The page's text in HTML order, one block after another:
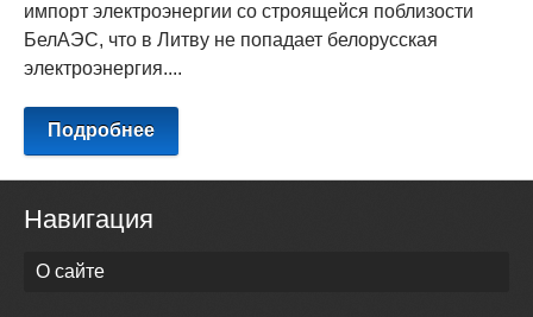
импорт электроэнергии со строящейся поблизости
БелАЭС, что в Литву не попадает белорусская
электроэнергия....
Подробнее
Навигация
О сайте